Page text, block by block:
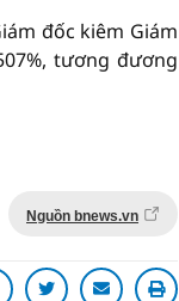
đốc kiêm Giám
tương đương
Nguồn bnews.vn